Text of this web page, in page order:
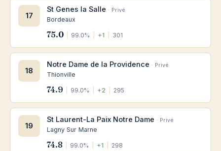
17
St Genes la Salle · Privé
Bordeaux
75.0 99.0% +1 301
18
Notre Dame de la Providence · Privé
Thionville
74.9 99.0% +2 295
19
St Laurent-La Paix Notre Dame · Privé
Lagny Sur Marne
74.8 99.0% +1 298